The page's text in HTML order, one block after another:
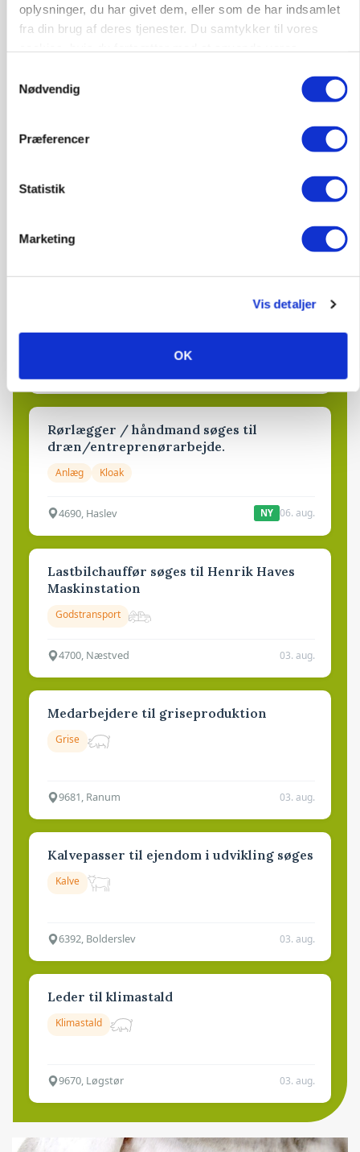
oplysninger, du har givet dem, eller som de har indsamlet
fra din brug af deres tjenester. Du samtykker til vores
Nødvendig
Præferencer
Statistik
Marketing
Vis detaljer
OK
Ulven stod på foderbordet
Loading...
Grise
Rørlægger / håndmand søges til
dræn/entreprenørarbejde.
Anlæg Kloak
4690, Haslev NY 06. aug.
Lastbilchauffør søges til Henrik Haves
Maskinstation
Godstransport
4700, Næstved 03. aug.
Medarbejdere til griseproduktion
Grise
9681, Ranum 03. aug.
Kalvepasser til ejendom i udvikling søges
Kalve
6392, Bolderslev 03. aug.
Leder til klimastald
Klimastald
9670, Løgstør 03. aug.